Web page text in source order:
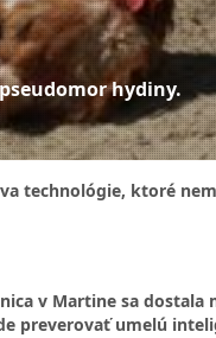
hydiny.
technológie, ktoré
v Martine sa dostala
preverovať umelú